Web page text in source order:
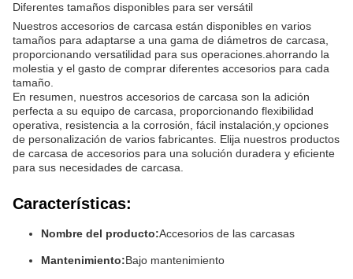
Diferentes tamaños disponibles para ser versátil
Nuestros accesorios de carcasa están disponibles en varios
tamaños para adaptarse a una gama de diámetros de carcasa,
proporcionando versatilidad para sus operaciones.ahorrando la
molestia y el gasto de comprar diferentes accesorios para cada
tamaño.
En resumen, nuestros accesorios de carcasa son la adición
perfecta a su equipo de carcasa, proporcionando flexibilidad
operativa, resistencia a la corrosión, fácil instalación,y opciones
de personalización de varios fabricantes. Elija nuestros productos
de carcasa de accesorios para una solución duradera y eficiente
para sus necesidades de carcasa.
Características:
Nombre del producto:Accesorios de las carcasas
Mantenimiento:Bajo mantenimiento